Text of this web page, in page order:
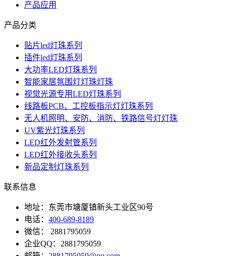
产品应用
产品分类
贴片led灯珠系列
插件led灯珠系列
大功率LED灯珠系列
智能家居氛围灯灯珠灯珠
视觉光源专用LED灯珠系列
线路板PCB、工控板指示灯灯珠系列
无人机照明、安防、消防、铁路信号灯灯珠
UV紫光灯珠系列
LED红外发射管系列
LED红外接收头系列
新品定制灯珠系列
联系信息
地址：东莞市塘厦镇新头工业区90号
电话： 400-689-8189
微信： 2881795059
企业QQ：2881795059